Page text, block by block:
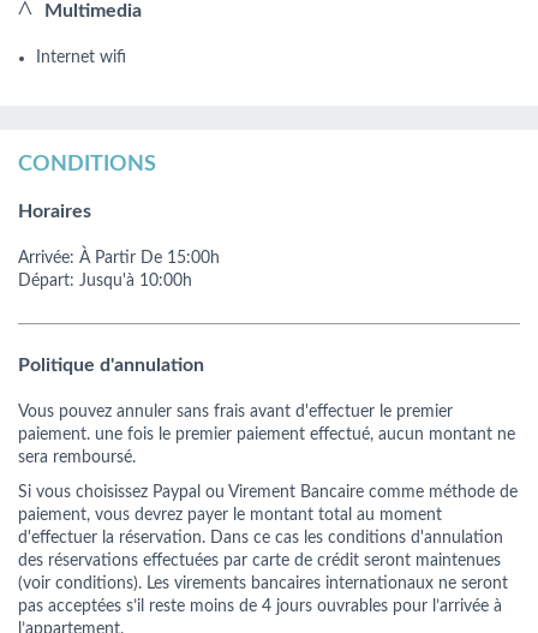
Multimedia
Internet wifi
CONDITIONS
Horaires
Arrivée: À Partir De 15:00h
Départ: Jusqu'à 10:00h
Politique d'annulation
Vous pouvez annuler sans frais avant d'effectuer le premier
paiement. une fois le premier paiement effectué, aucun montant ne
sera remboursé.
Si vous choisissez Paypal ou Virement Bancaire comme méthode de
paiement, vous devrez payer le montant total au moment
d'effectuer la réservation. Dans ce cas les conditions d'annulation
des réservations effectuées par carte de crédit seront maintenues
(voir conditions). Les virements bancaires internationaux ne seront
pas acceptées s’il reste moins de 4 jours ouvrables pour l’arrivée à